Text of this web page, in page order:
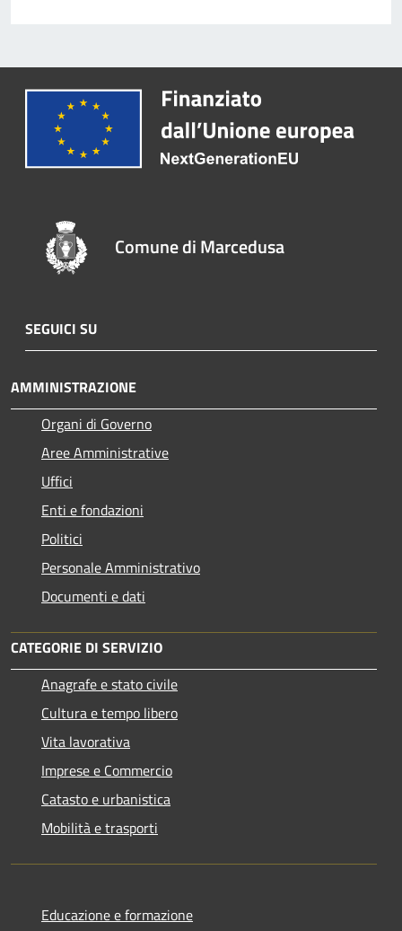
Comune di Marcedusa
SEGUICI SU
AMMINISTRAZIONE
Organi di Governo
Aree Amministrative
Uffici
Enti e fondazioni
Politici
Personale Amministrativo
Documenti e dati
CATEGORIE DI SERVIZIO
Anagrafe e stato civile
Cultura e tempo libero
Vita lavorativa
Imprese e Commercio
Catasto e urbanistica
Mobilità e trasporti
Educazione e formazione